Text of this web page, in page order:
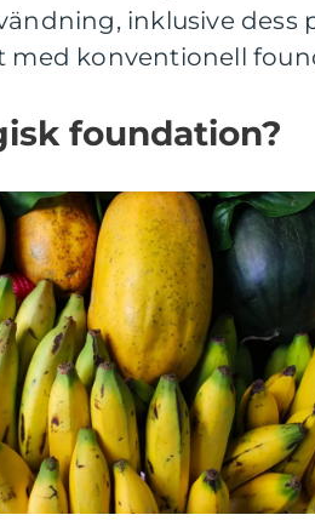
inklusive dess
med konventionell
foundation?